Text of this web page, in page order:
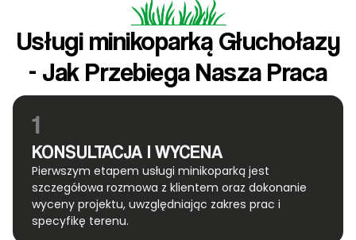
Usługi minikoparką Głuchołazy
- Jak Przebiega Nasza Praca
1
KONSULTACJA I WYCENA
Pierwszym etapem usługi minikoparką jest
szczegółowa rozmowa z klientem oraz dokonanie
wyceny projektu, uwzględniając zakres prac i
specyfikę terenu.